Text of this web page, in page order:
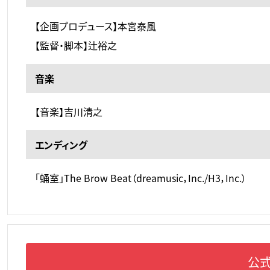
公
【企画プロデュース】本宮泰風
【監督・脚本】辻裕之
音楽
【音楽】吉川清之
エンディング
「蛹室」The Brow Beat（dreamusic，Inc./H3，Inc.）